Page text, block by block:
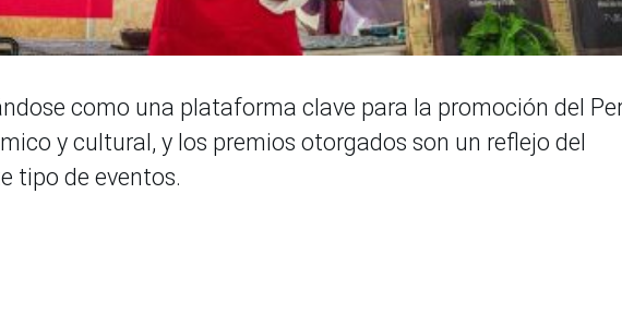
como una plataforma clave para la promoción del
y cultural, y los premios otorgados son un reflejo del
tipo de eventos.